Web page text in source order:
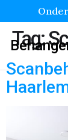
Tag: